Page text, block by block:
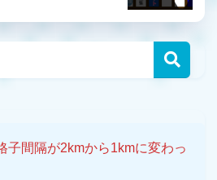
子間隔が2kmから1kmに変わっ